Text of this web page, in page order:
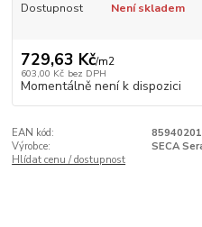
Dostupnost Není skladem
729,63 Kč/m2
603,00 Kč bez DPH
Momentálně není k dispozici
EAN kód:
Výrobce:
SECA
Hlídat cenu / dostupnost